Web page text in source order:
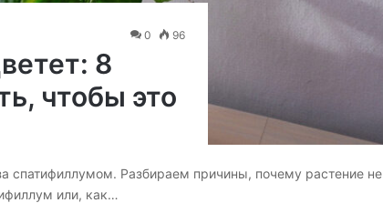
0 96
8
чтобы это
спатифиллумом. Разбираем причины, почему растение не
или, как…